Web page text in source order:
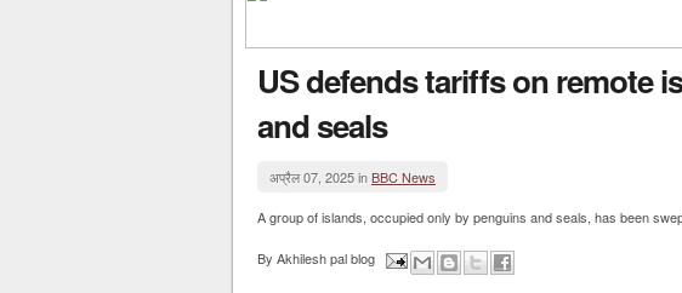
US defends tariffs on remote
and seals
अप्रैल 07, 2025 inBBC News
A group of islands, occupied only by penguins and seals, has been
By Akhilesh pal blog